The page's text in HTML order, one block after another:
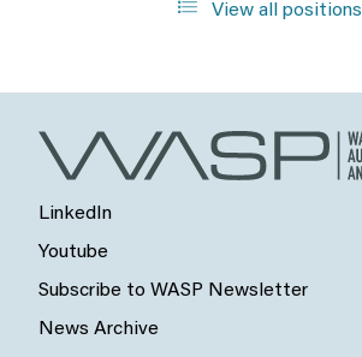
View all positions
LinkedIn
Youtube
Subscribe to WASP Newsletter
News Archive